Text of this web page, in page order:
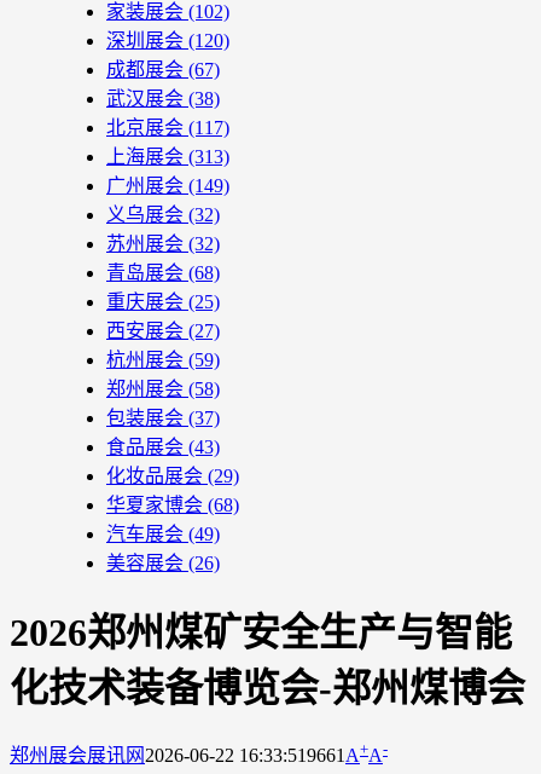
家装展会 (102)
深圳展会 (120)
成都展会 (67)
武汉展会 (38)
北京展会 (117)
上海展会 (313)
广州展会 (149)
义乌展会 (32)
苏州展会 (32)
青岛展会 (68)
重庆展会 (25)
西安展会 (27)
杭州展会 (59)
郑州展会 (58)
包装展会 (37)
食品展会 (43)
化妆品展会 (29)
华夏家博会 (68)
汽车展会 (49)
美容展会 (26)
2026郑州煤矿安全生产与智能
化技术装备博览会-郑州煤博会
郑州展会展讯网 2026-06-22 16:33:519661 A+A-